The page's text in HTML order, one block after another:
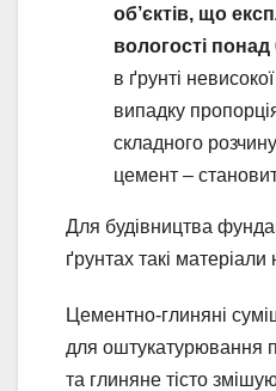
об’єктів, що
вологості понад
в ґрунті
випадку
складного
цемент –
Для будівництва
ґрунтах такі
Цементно-глиняні
для оштукатурювання
та глиняне тісто